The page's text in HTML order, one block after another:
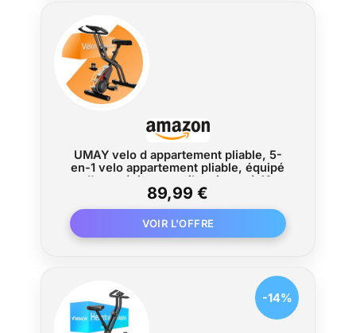
UMAY velo d appartement pliable, 5-
en-1 velo appartement pliable, équipé
d'une résistance silencieuse à 16
niveaux. vélos d'appartement avec
surveillance de la fréquence cardiaque
et écran LED
89,99 €
-14%